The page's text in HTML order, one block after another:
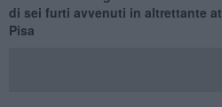
di sei furti avvenuti in altrettante
Pisa